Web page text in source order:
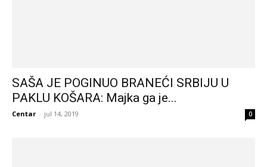
SAŠA JE POGINUO BRANEĆI SRBIJU U
PAKLU KOŠARA: Majka ga je...
Centar - jul 14, 2019 0